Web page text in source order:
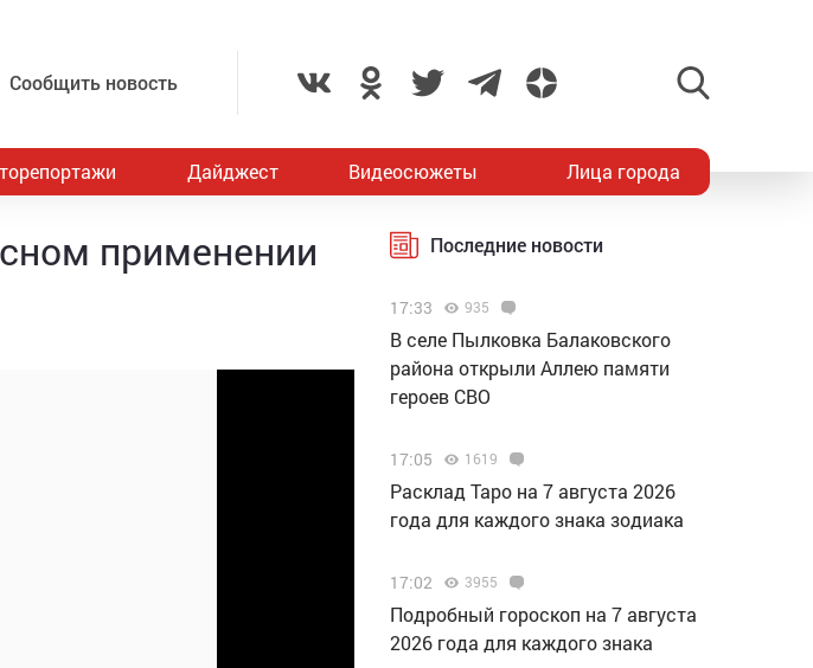
Сообщить новость
Дайджест Видеосюжеты Лица города
применении Последние новости
17:33 935
В селе Пылковка Балаковского
района открыли Аллею памяти
героев СВО
17:05 1619
Расклад Таро на 7 августа 2026
года для каждого знака зодиака
17:02 3955
Подробный гороскоп на 7 августа
2026 года для каждого знака